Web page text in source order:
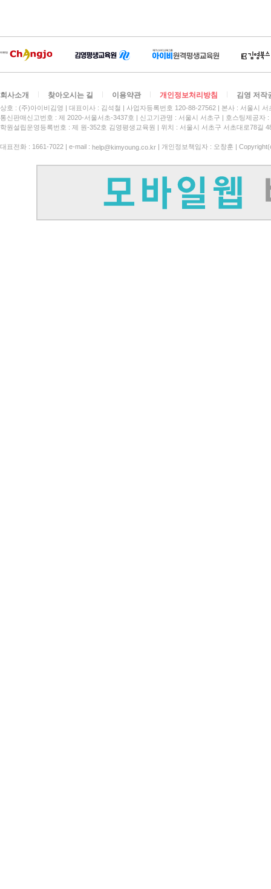
회사소개 찾아오시는 길 이용약관 개인정보처리방침 김영 저작
상호 : (주)아이비김영 대표이사 : 김석철 사업자등록번호 120-88-27562
본사 : 서울시
통신판매신고번호 : 제 2020-서울서초-3437호
신고기관명 : 서울시 서초구
호스팅제공자
학원설립운영등록번호 : 제 원-352호 김영평생교육원 | 위치 : 서울시 서초구 서초대로78길
대표전화 : 1661-7022 | e-mail : help@kimyoung.co.kr | 개인정보책임자 : 오창훈 |